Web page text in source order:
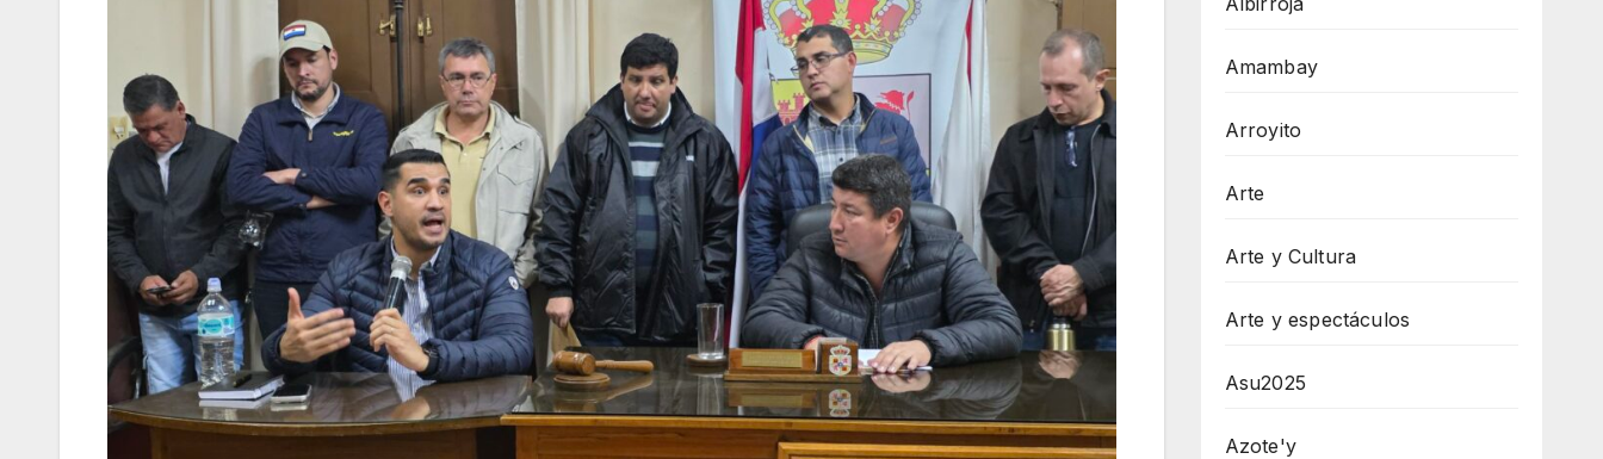
Amambay
Arroyito
Arte
Arte y Cultura
Arte y espectáculos
Asu2025
Azote'y